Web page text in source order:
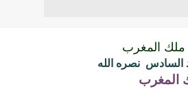
ملك المغرب
السادس نصره الله